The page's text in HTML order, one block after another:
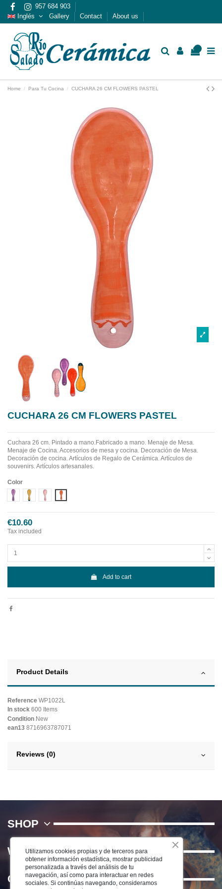
957 684 903
Inglés
Gallery Contact About us
Home Para Tu Cocina CUCHARA 26 CM FLOWERS PASTEL
CUCHARA 26 CM FLOWERS PASTEL
Cuchara 26 cm. Pintado a mano.Fabricado a mano. Menaje de Mesa.
Menaje de Cocina. Accesorios de mesa y cocina. Decoración de Mesa.
Decoración de cocina. Artículos de Regalo de Cerámica. Artículos de
souvenirs. Artículos artesanales.
Color
Diseño 1Diseño 2Diseño 3Diseño 4
€10.60
Tax included
Add to cart
Product Details
Reference WP1022L
In stock 600 Items
Condition New
ean13 8716963787071
Reviews (0)
SHOP
WE
Contact us
Utilizamos cookies propias y de terceros para
obtener información estadística, mostrar publicidad
personalizada a través del análisis de tu
navegación, así como para interactuar en redes
sociales. Si continúas navegando, consideramos